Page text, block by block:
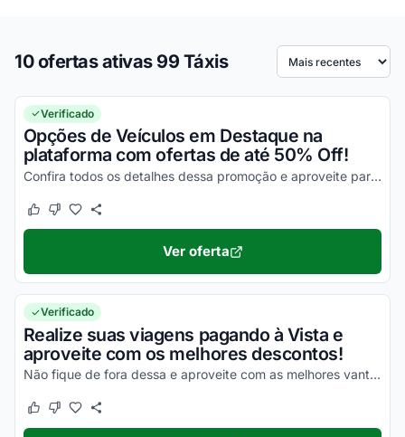
10 ofertas ativas 99 Táxis Ordenar por
Verificado
Opções de Veículos em Destaque na
plataforma com ofertas de até 50% Off!
Confira todos os detalhes dessa promoção e aproveite para economizar da melhor maneira possível!
Este cupom funcionou
Este cupom não funcionou
Ver oferta
Verificado
Realize suas viagens pagando à Vista e
aproveite com os melhores descontos!
Não fique de fora dessa e aproveite com as melhores vantagens possíveis!
Este cupom funcionou
Este cupom não funcionou